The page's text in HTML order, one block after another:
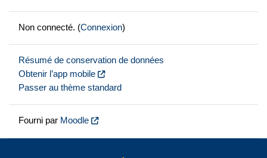
Non connecté. (Connexion)
Résumé de conservation de données
Obtenir l’app mobile
Passer au thème standard
Fourni par Moodle